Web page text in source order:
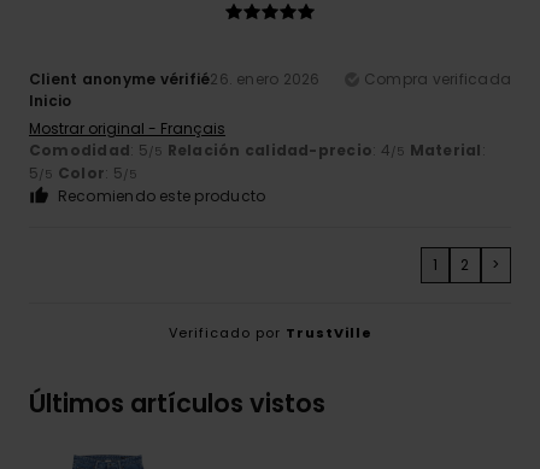
Client anonyme vérifié26. enero 2026
Compra verificada
Inicio
Mostrar original - Français
Comodidad: 5/5 Relación calidad-precio: 4/5 Material:
5/5 Color: 5/5
Recomiendo este producto
1 2 >
Verificado por TrustVille
Últimos artículos vistos